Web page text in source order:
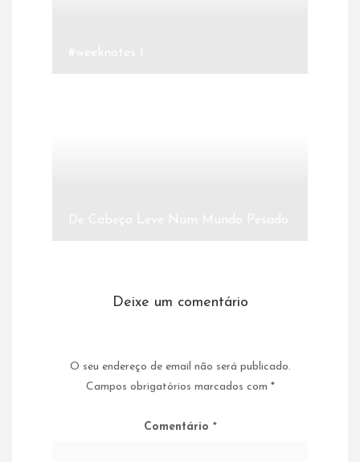
Deixe um comentário
O seu endereço de email não será publicado.
Campos obrigatórios marcados com *
Comentário *